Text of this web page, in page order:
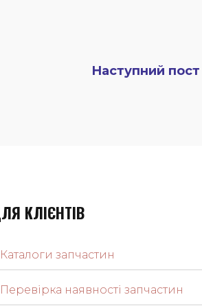
Наступний пост
КЛІЄНТІВ
Каталоги запчастин
Перевірка наявності запчастин